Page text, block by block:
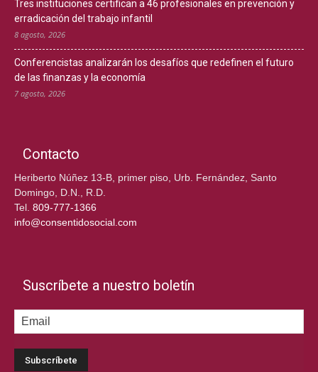
Tres instituciones certifican a 46 profesionales en prevención y
erradicación del trabajo infantil
8 agosto, 2026
Conferencistas analizarán los desafíos que redefinen el futuro
de las finanzas y la economía
7 agosto, 2026
Contacto
Heriberto Núñez 13-B, primer piso, Urb. Fernández, Santo
Domingo, D.N., R.D.
Tel. 809-777-1366
info@consentidosocial.com
Suscríbete a nuestro boletín